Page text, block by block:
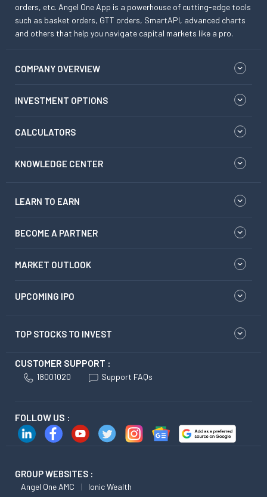
orders, etc. Angel One App is a powerhouse of cutting-edge tools
such as basket orders, GTT orders, SmartAPI, advanced charts
and others that help you navigate capital markets like a pro.
COMPANY OVERVIEW
INVESTMENT OPTIONS
CALCULATORS
KNOWLEDGE CENTER
LEARN TO EARN
BECOME A PARTNER
MARKET OUTLOOK
UPCOMING IPO
TOP STOCKS TO INVEST
CUSTOMER SUPPORT :
18001020 Support FAQs
FOLLOW US :
GROUP WEBSITES :
Angel One AMC Ionic Wealth